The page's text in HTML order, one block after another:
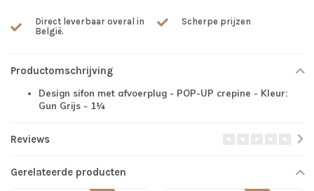
Direct leverbaar overal in
België.
Scherpe prijzen
Productomschrijving
Design sifon met afvoerplug - POP-UP crepine - Kleur:
Gun Grijs - 1¼
Reviews
Gerelateerde producten